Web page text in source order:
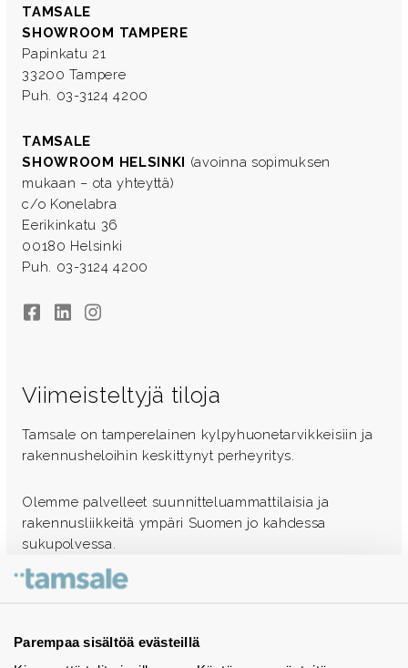
Parempaa sisältöä evästeillä
TAMSALE
SHOWROOM TAMPERE
Papinkatu 21
33200 Tampere
Puh. 03-3124 4200
TAMSALE
SHOWROOM HELSINKI (avoinna sopimuksen
mukaan – ota yhteyttä)
c/o Konelabra
Eerikinkatu 36
00180 Helsinki
Puh. 03-3124 4200
FacebookLinkedInInstagram
Viimeisteltyjä tiloja
Tamsale on tamperelainen kylpyhuonetarvikkeisiin ja
rakennusheloihin keskittynyt perheyritys.
Olemme palvelleet suunnitteluammattilaisia ja
rakennusliikkeitä ympäri Suomen jo kahdessa
sukupolvessa.
Ota yhteyttä - autamme mielellämme
Tuotekuvastot